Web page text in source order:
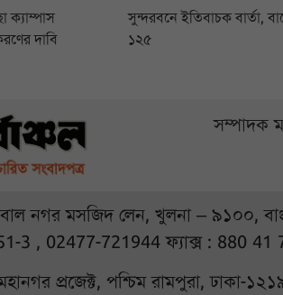
ক্যাম্পাস
দাবি
সুন্দরবনে ইতিবাচক বার্তা,
১২৫
সম্পাদক
নগর মসজিদ লেন, খুলনা – ৯১০০,
3 , 02477-721944 ফ্যাক্স : 880 41
প্রজেক্ট, পশ্চিম রামপুরা, ঢাকা-